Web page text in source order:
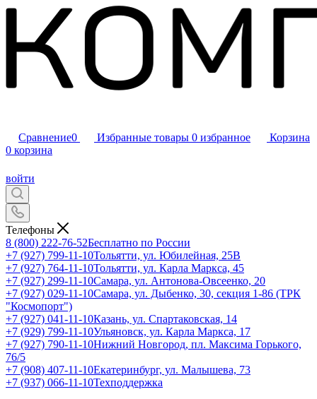
Сравнение0 Избранные товары 0 избранное
Корзина
0 корзина
войти
Телефоны
8 (800) 222-76-52Бесплатно по России
+7 (927) 799-11-10Тольятти, ул. Юбилейная, 25В
+7 (927) 764-11-10Тольятти, ул. Карла Маркса, 45
+7 (927) 299-11-10Самара, ул. Антонова-Овсеенко, 20
+7 (927) 029-11-10Самара, ул. Дыбенко, 30, секция 1-86 (ТРК
"Космопорт")
+7 (927) 041-11-10Казань, ул. Спартаковская, 14
+7 (929) 799-11-10Ульяновск, ул. Карла Маркса, 17
+7 (927) 790-11-10Нижний Новгород, пл. Максима Горького,
76/5
+7 (908) 407-11-10Екатеринбург, ул. Малышева, 73
+7 (937) 066-11-10Техподдержка